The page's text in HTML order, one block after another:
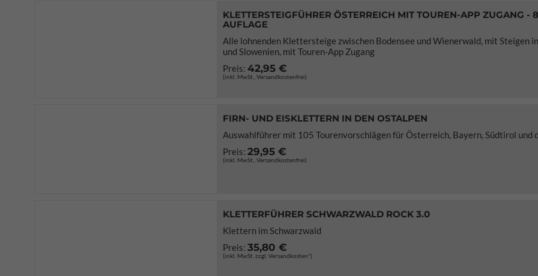
KLETTERSTEIGFÜHRER ÖSTERREICH MIT TOUREN-APP ZUGANG -
AUFLAGE
Alle lohnenden Klettersteige zwischen Bodensee und Wienerwald, mit Steigen
und Slowenien, mit Touren-App Zugang
Preis: 42,95 €
(inkl. MwSt., Versandkostenfrei)
FIRN- UND EISKLETTERN IN DEN OSTALPEN
Auswahlführer mit 105 Tourenvorschlägen für Österreich, Bayern, Südtirol und
Preis: 29,95 €
(inkl. MwSt., Versandkostenfrei)
KLETTERFÜHRER SCHWARZWALD ROCK 3.0
Klettern im Schwarzwald
Preis: 35,80 €
(inkl. MwSt. zzgl. Versandkosten*)